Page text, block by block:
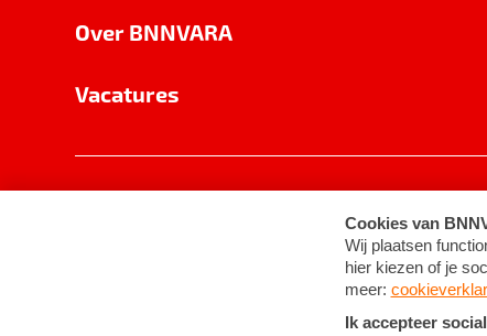
Over BNNVARA
Vacatures
Cookie-instellingen